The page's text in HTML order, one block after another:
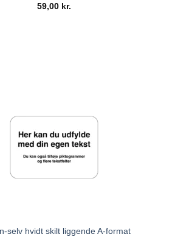
59,00 kr.
selv hvidt skilt liggende A-format